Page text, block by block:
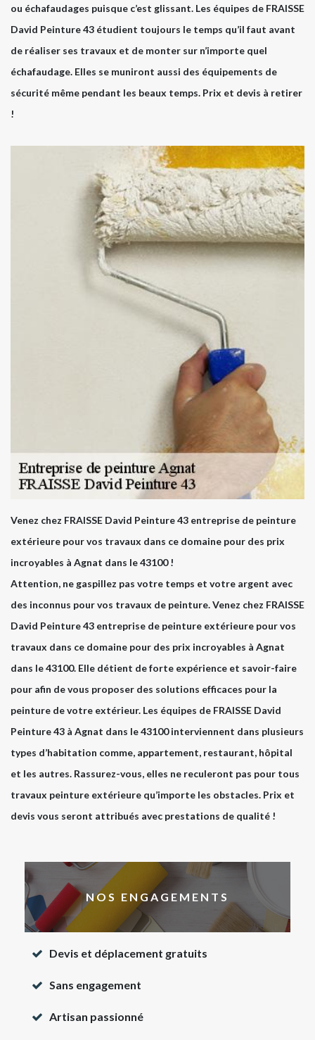
ou échafaudages puisque c’est glissant. Les équipes de FRAISSE
David Peinture 43 étudient toujours le temps qu’il faut avant
de réaliser ses travaux et de monter sur n’importe quel
échafaudage. Elles se muniront aussi des équipements de
sécurité même pendant les beaux temps. Prix et devis à retirer
!
Venez chez FRAISSE David Peinture 43 entreprise de peinture
extérieure pour vos travaux dans ce domaine pour des prix
incroyables à Agnat dans le 43100 !
Attention, ne gaspillez pas votre temps et votre argent avec
des inconnus pour vos travaux de peinture. Venez chez FRAISSE
David Peinture 43 entreprise de peinture extérieure pour vos
travaux dans ce domaine pour des prix incroyables à Agnat
dans le 43100. Elle détient de forte expérience et savoir-faire
pour afin de vous proposer des solutions efficaces pour la
peinture de votre extérieur. Les équipes de FRAISSE David
Peinture 43 à Agnat dans le 43100 interviennent dans plusieurs
types d’habitation comme, appartement, restaurant, hôpital
et les autres. Rassurez-vous, elles ne reculeront pas pour tous
travaux peinture extérieure qu’importe les obstacles. Prix et
devis vous seront attribués avec prestations de qualité !
NOS ENGAGEMENTS
Devis et déplacement gratuits
Sans engagement
Artisan passionné